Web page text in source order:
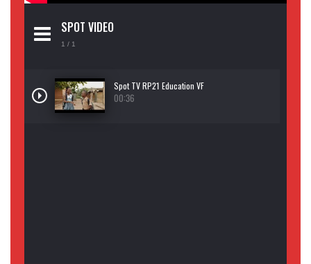
SPOT VIDEO
1 / 1
Spot TV RP21 Education VF
00:36